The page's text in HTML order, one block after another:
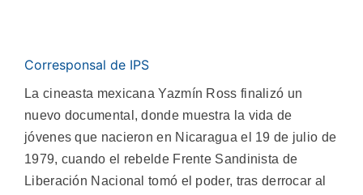
Corresponsal de IPS
La cineasta mexicana Yazmín Ross finalizó un
nuevo documental, donde muestra la vida de
jóvenes que nacieron en Nicaragua el 19 de julio de
1979, cuando el rebelde Frente Sandinista de
Liberación Nacional tomó el poder, tras derrocar al